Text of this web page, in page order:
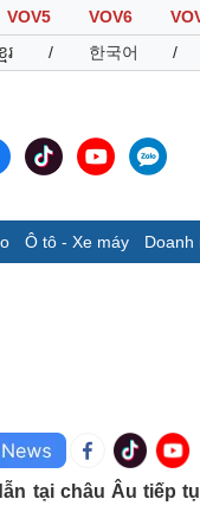
VOV5 VOV6
ែរ / 한국어 /
Ô tô - Xe máy Doanh
tô - Xe máy
tại châu Âu tiếp